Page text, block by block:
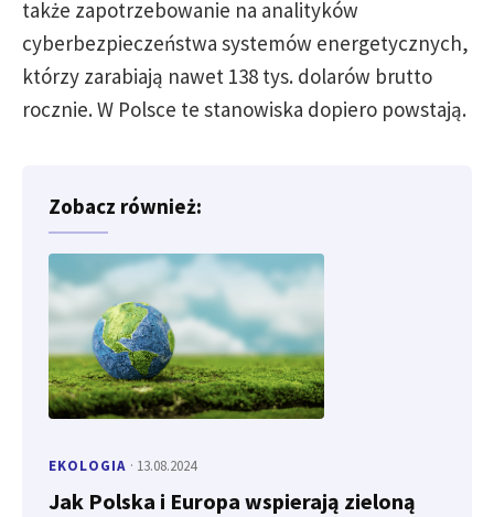
także zapotrzebowanie na analityków
cyberbezpieczeństwa systemów energetycznych,
którzy zarabiają nawet 138 tys. dolarów brutto
rocznie. W Polsce te stanowiska dopiero powstają.
Zobacz również:
EKOLOGIA · 13.08.2024
Jak Polska i Europa wspierają zieloną